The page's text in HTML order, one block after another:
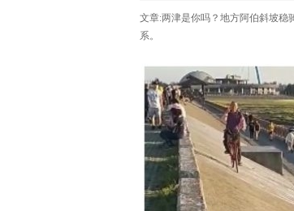
文章:两津是你吗？地方阿伯斜坡
系。